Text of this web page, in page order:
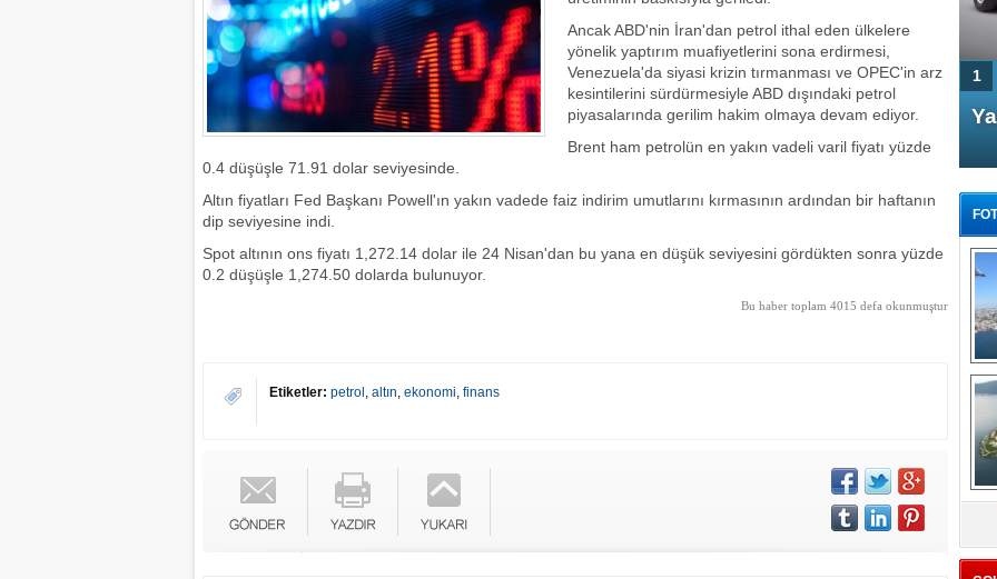
Ancak ABD'nin İran'dan petrol ithal eden ülkelere
yönelik yaptırım muafiyetlerini sona erdirmesi,
Venezuela'da siyasi krizin tırmanması ve OPEC'in arz
kesintilerini sürdürmesiyle ABD dışındaki petrol
piyasalarında gerilim hakim olmaya devam ediyor.
Brent ham petrolün en yakın vadeli varil fiyatı yüzde
0.4 düşüşle 71.91 dolar seviyesinde.
Altın fiyatları Fed Başkanı Powell'ın yakın vadede faiz indirim umutlarını kırmasının ardından bir haftanın
dip seviyesine indi.
Spot altının ons fiyatı 1,272.14 dolar ile 24 Nisan'dan bu yana en düşük seviyesini gördükten sonra yüzde
0.2 düşüşle 1,274.50 dolarda bulunuyor.
Bu haber toplam 4015 defa okunmuştur
Etiketler: petrol , altın, ekonomi, finans
4 Kapılı AMG GT Coupe
Türkiye'de satışa çıktı
1